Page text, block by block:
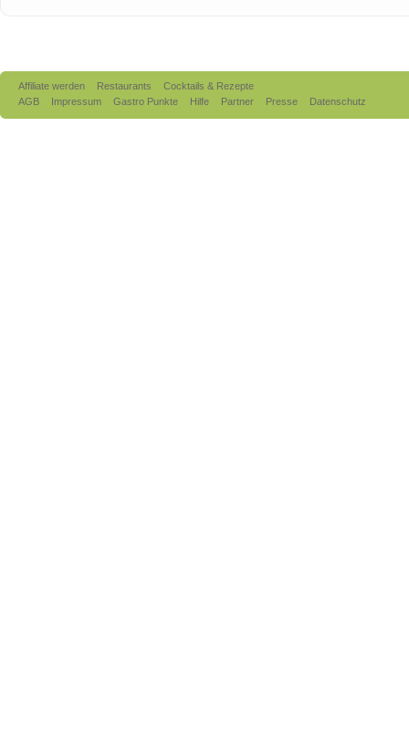
Affiliate werden Restaurants
Cocktails & Rezepte
AGB
Impressum Gastro Punkte Hilfe Partner Presse Datenschutz